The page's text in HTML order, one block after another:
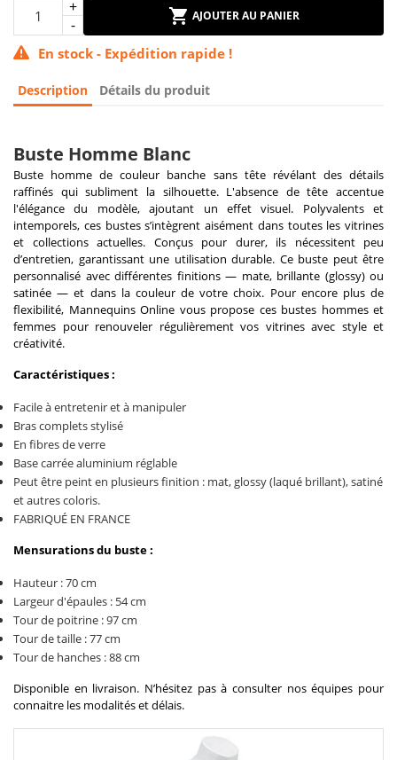
AJOUTER AU PANIER
En stock - Expédition rapide !
Description Détails du produit
Buste Homme Blanc
Buste homme de couleur banche sans tête révélant des détails
raffinés qui subliment la silhouette. L'absence de tête accentue
l'élégance du modèle, ajoutant un effet visuel. Polyvalents et
intemporels, ces bustes s’intègrent aisément dans toutes les vitrines
et collections actuelles. Conçus pour durer, ils nécessitent peu
d’entretien, garantissant une utilisation durable. Ce buste peut être
personnalisé avec différentes finitions — mate, brillante (glossy) ou
satinée — et dans la couleur de votre choix. Pour encore plus de
flexibilité, Mannequins Online vous propose ces bustes hommes et
femmes pour renouveler régulièrement vos vitrines avec style et
créativité.
Caractéristiques :
Facile à entretenir et à manipuler
Bras complets stylisé
En fibres de verre
Base carrée aluminium réglable
Peut être peint en plusieurs finition : mat, glossy (laqué brillant), satiné
et autres coloris.
FABRIQUÉ EN FRANCE
Mensurations du buste :
Hauteur : 70 cm
Largeur d'épaules : 54 cm
Tour de poitrine : 97 cm
Tour de taille : 77 cm
Tour de hanches : 88 cm
Disponible en livraison. N’hésitez pas à consulter nos équipes pour
connaitre les modalités et délais.